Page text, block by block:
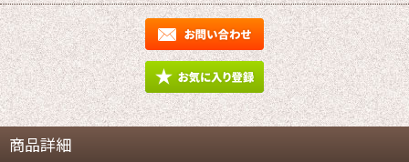
商品詳細